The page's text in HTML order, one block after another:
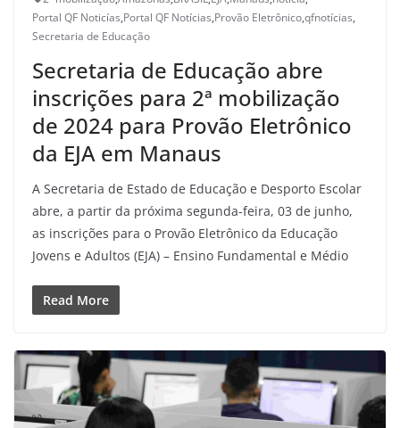
Portal QF Noticías,Portal QF Notícias,Provão Eletrônico,qfnotícias,
Secretaria de Educação
Secretaria de Educação abre
inscrições para 2ª mobilização
de 2024 para Provão Eletrônico
da EJA em Manaus
A Secretaria de Estado de Educação e Desporto Escolar
abre, a partir da próxima segunda-feira, 03 de junho,
as inscrições para o Provão Eletrônico da Educação
Jovens e Adultos (EJA) – Ensino Fundamental e Médio
Read More